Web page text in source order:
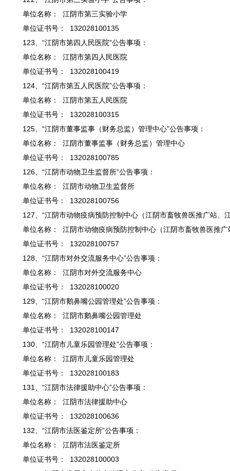
单位名称： 江阴市第三实验小学
单位证书号： 132028100135
123、“江阴市第四人民医院”公告事项：
单位名称： 江阴市第四人民医院
单位证书号： 132028100419
124、“江阴市第五人民医院”公告事项：
单位名称： 江阴市第五人民医院
单位证书号： 132028100315
125、“江阴市董事监事（财务总监）管理中心”公告事项：
单位名称： 江阴市董事监事（财务总监）管理中心
单位证书号： 132028100785
126、“江阴市动物卫生监督所”公告事项：
单位名称： 江阴市动物卫生监督所
单位证书号： 132028100756
127、“江阴市动物疫病预防控制中心（江阴市畜牧兽医推广站、
单位名称： 江阴市动物疫病预防控制中心（江阴市畜牧兽医推
单位证书号： 132028100757
128、“江阴市对外交流服务中心”公告事项：
单位名称： 江阴市对外交流服务中心
单位证书号： 132028100020
129、“江阴市鹅鼻嘴公园管理处”公告事项：
单位名称： 江阴市鹅鼻嘴公园管理处
单位证书号： 132028100147
130、“江阴市儿童乐园管理处”公告事项：
单位名称： 江阴市儿童乐园管理处
单位证书号： 132028100183
131、“江阴市法律援助中心”公告事项：
单位名称： 江阴市法律援助中心
单位证书号： 132028100636
132、“江阴市法医鉴定所”公告事项：
单位名称： 江阴市法医鉴定所
单位证书号： 132028100003